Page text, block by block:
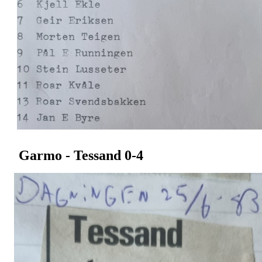
Garmo - Tessand 0-4